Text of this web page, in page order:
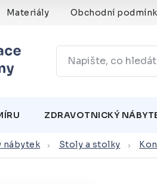
Materiály Obchodní
ZDRAVOTNICKÝ
nábytek Stoly a stolky